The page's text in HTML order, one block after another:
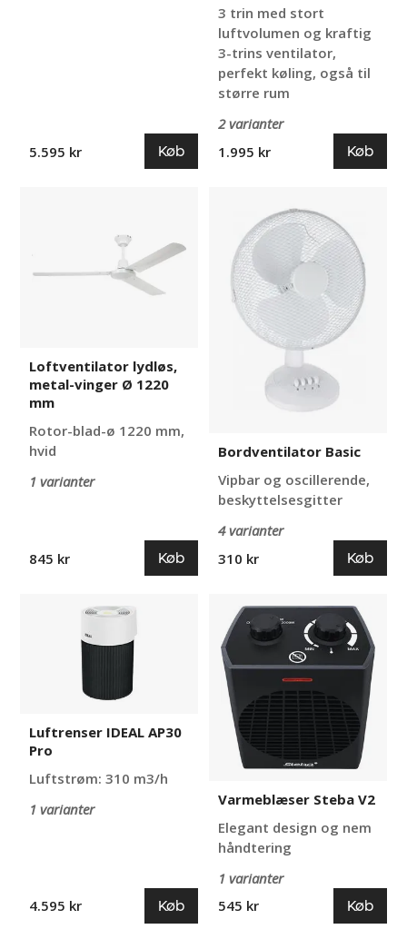
5.595 kr Køb
3 trin med stort
luftvolumen og kraftig
3-trins ventilator,
perfekt køling, også til
større rum
2 varianter
1.995 kr
Køb
Loftventilator lydløs,
metal-vinger Ø 1220
mm
Rotor-blad-ø 1220 mm,
hvid
1 varianter
845 kr Køb
Bordventilator Basic
Vipbar og oscillerende,
beskyttelsesgitter
4 varianter
310 kr
Køb
Luftrenser
Luftrenser IDEAL AP30
Pro
Luftstrøm: 310 m3/h
1 varianter
4.595 kr Køb
Varmeblæser
Steba
V2
Varmeblæser Steba V2
Elegant design og nem
håndtering
1 varianter
545 kr
Køb